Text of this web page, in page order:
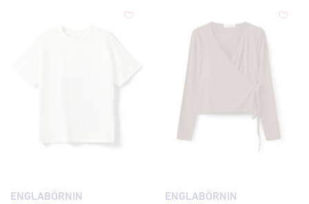
ENGLABÖRNIN ENGLABÖRNIN